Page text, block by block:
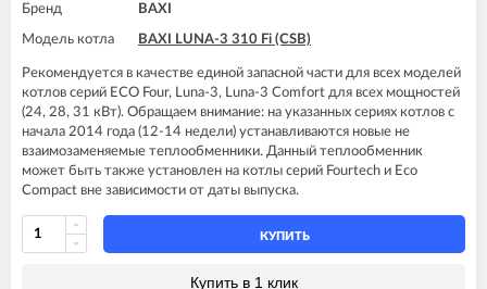
Бренд BAXI
Модель котла BAXI LUNA-3 310 Fi (CSB)
Рекомендуется в качестве единой запасной части для всех моделей
котлов серий ECO Four, Luna-3, Luna-3 Comfort для всех мощностей
(24, 28, 31 кВт). Обращаем внимание: на указанных сериях котлов с
начала 2014 года (12-14 недели) устанавливаются новые не
взаимозаменяемые теплообменники. Данный теплообменник
может быть также установлен на котлы серий Fourtech и Eco
Compact вне зависимости от даты выпуска.
КУПИТЬ
Купить в 1 клик